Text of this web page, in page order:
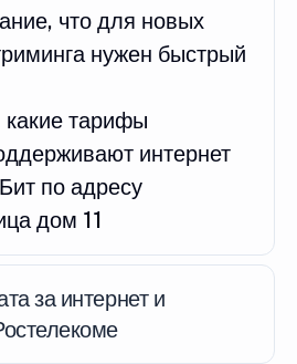
что для новых
нужен быстрый
тарифы
интернет
по адресу
дом 11
за интернет и